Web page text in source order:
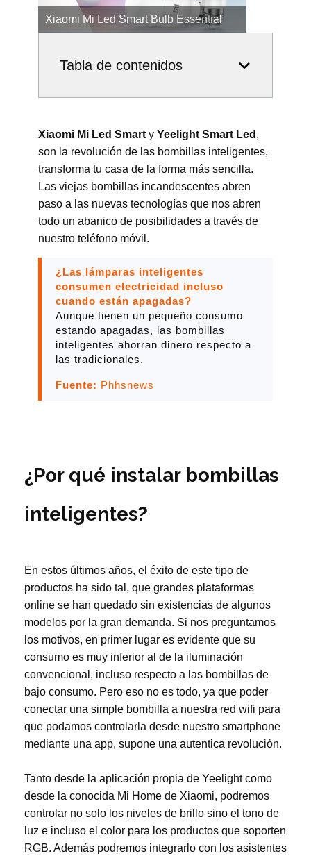
Xiaomi Mi Led Smart y Yeelight Smart Led ,
son la revolución de las bombillas inteligentes,
transforma tu casa de la forma más sencilla.
Las viejas bombillas incandescentes abren
paso a las nuevas tecnologías que nos abren
todo un abanico de posibilidades a través de
nuestro teléfono móvil.
¿Las lámparas inteligentes
consumen electricidad incluso
cuando están apagadas?
Aunque tienen un pequeño consumo
estando apagadas, las bombillas
inteligentes ahorran dinero respecto a
las tradicionales.
Fuente: Phhsnews
Xiaomi Mi Smart Led Bulb White
Tabla de contenidos
¿Por qué instalar bombillas
inteligentes?
En estos últimos años, el éxito de este tipo de
productos ha sido tal, que grandes plataformas
online se han quedado sin existencias de algunos
modelos por la gran demanda. Si nos preguntamos
los motivos, en primer lugar es evidente que su
consumo es muy inferior al de la iluminación
convencional, incluso respecto a las bombillas de
bajo consumo. Pero eso no es todo, ya que poder
conectar una simple bombilla a nuestra red wifi para
que podamos controlarla desde nuestro smartphone
mediante una app, supone una autentica revolución.
Tanto desde la aplicación propia de Yeelight como
desde la conocida Mi Home de Xiaomi, podremos
controlar no solo los niveles de brillo sino el tono de
luz e incluso el color para los productos que soporten
RGB. Además podremos integrarlo con los asistentes